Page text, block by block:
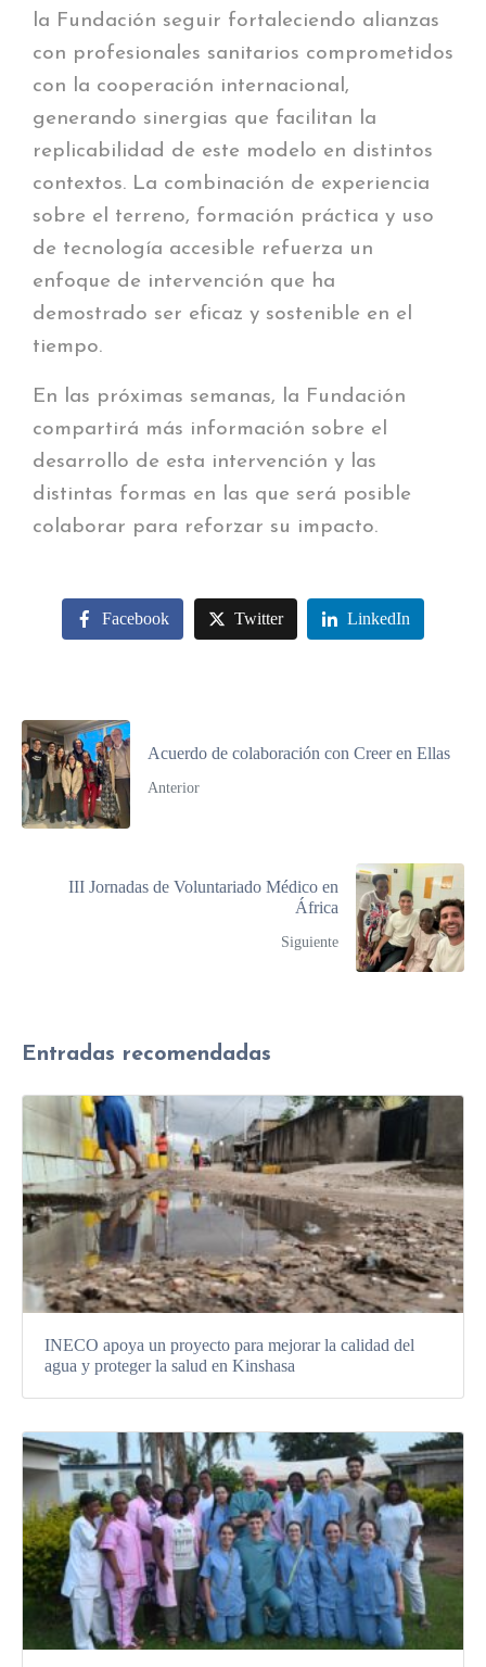
la Fundación seguir fortaleciendo alianzas
con profesionales sanitarios comprometidos
con la cooperación internacional,
generando sinergias que facilitan la
replicabilidad de este modelo en distintos
contextos. La combinación de experiencia
sobre el terreno, formación práctica y uso
de tecnología accesible refuerza un
enfoque de intervención que ha
demostrado ser eficaz y sostenible en el
tiempo.
En las próximas semanas, la Fundación
compartirá más información sobre el
desarrollo de esta intervención y las
distintas formas en las que será posible
colaborar para reforzar su impacto.
Facebook Twitter LinkedIn
Acuerdo de colaboración con Creer en Ellas
Anterior
III Jornadas de Voluntariado Médico en
África
Siguiente
Entradas recomendadas
INECO apoya un proyecto para mejorar la calidad del
agua y proteger la salud en Kinshasa